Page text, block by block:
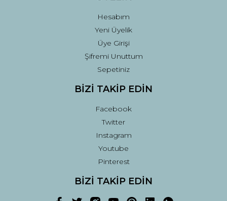
Hesabım
Yeni Üyelik
Üye Girişi
Şifremi Unuttum
Sepetiniz
BİZİ TAKİP EDİN
Facebook
Twitter
Instagram
Youtube
Pinterest
BİZİ TAKİP EDİN